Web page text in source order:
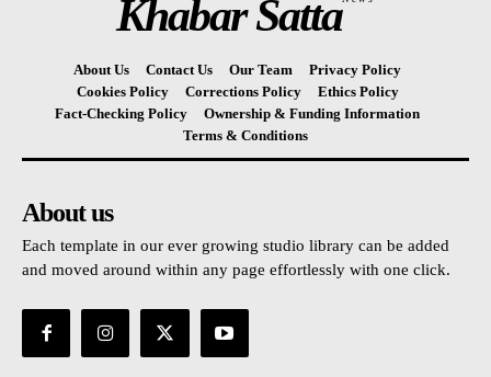
Khabar Satta
About Us Contact Us Our Team
Privacy Policy
Cookies Policy
Corrections Policy
Ethics Policy
Fact-Checking Policy
Ownership & Funding Information
Terms & Conditions
About us
Each template in our ever growing studio library can be added
and moved around within any page effortlessly with one click.